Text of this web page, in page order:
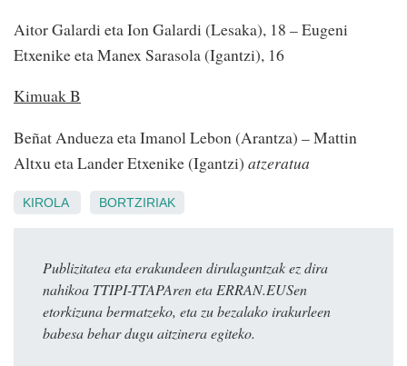
Aitor Galardi eta Ion Galardi (Lesaka), 18 – Eugeni
Etxenike eta Manex Sarasola (Igantzi), 16
Kimuak B
Beñat Andueza eta Imanol Lebon (Arantza) – Mattin
Altxu eta Lander Etxenike (Igantzi) atzeratua
KIROLA BORTZIRIAK
Publizitatea eta erakundeen dirulaguntzak ez dira
nahikoa TTIPI-TTAPAren eta ERRAN.EUSen
etorkizuna bermatzeko, eta zu bezalako irakurleen
babesa behar dugu aitzinera egiteko.